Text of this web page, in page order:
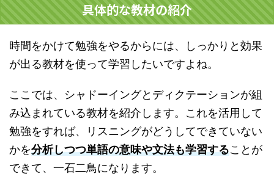
具体的な教材の紹介
時間をかけて勉強をやるからには、しっかりと効果
が出る教材を使って学習したいですよね。
ここでは、シャドーイングとディクテーションが組
み込まれている教材を紹介します。これを活用して
勉強をすれば、リスニングがどうしてできていない
かを分析しつつ単語の意味や文法も学習することが
できて、一石二鳥になります。